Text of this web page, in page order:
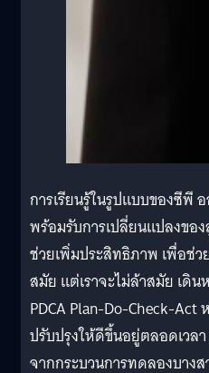
การเรียนรู้ในรูปแบบของซีพี
พร้อมรับการเปลี่ยนแปลงขอ
ช่วยเพิ่มประสิทธิภาพ เพื่อช่ว
สมัย แต่เราจะไม่ล้าสมัย เดิ
PDCA Plan-Do-Check-
ปรับปรุงให้ดีขึ้นอยู่ตลอดเวลา
จากกระบวนการทดลองบาง